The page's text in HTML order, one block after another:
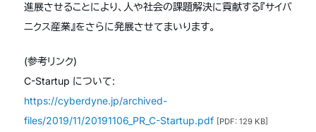
進展させることにより、人や社会の課題解決に貢献する『サイバ
ニクス産業』をさらに発展させてまいります。
(参考リンク)
C-Startup について:
https://cyberdyne.jp/archived-
files/2019/11/20191106_PR_C-Startup.pdf [PDF: 129 KB]